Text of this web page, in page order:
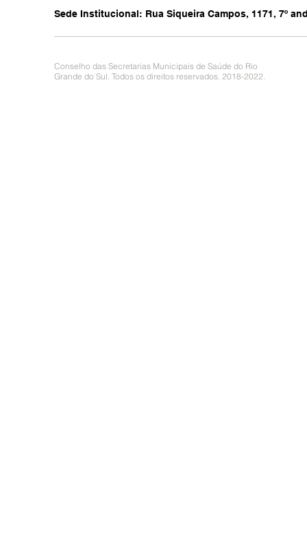
Sede Institucional: Rua Siqueira Campos, 1171, 7º
Conselho das Secretarias Municipais de Saúde do Rio
Grande do Sul. Todos os direitos reservados. 2018-2022.